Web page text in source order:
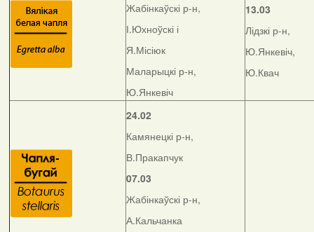
Жабінкаўскі р-н,
І.Юхноўскі і
Я.Місіюк
Маларыцкі р-н,
Ю.Янкевіч
13.03
Лідзкі р-н,
Ю.Янкевіч,
Ю.Квач
24.02
Камянецкі р-н,
В.Пракапчук
07.03
Жабінкаўскі р-н,
А.Кальчанка